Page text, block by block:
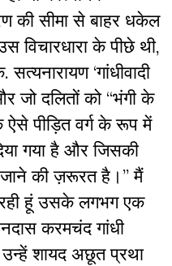
की सीमा से बाहर धकेल
विचारधारा के पीछे थी,
‘गांधीवादी
जो दलितों को “भंगी के
पीड़ित वर्ग के रूप में
गया है और जिसकी
की ज़रूरत है।” मैं
हूं उसके लगभग एक
करमचंद गांधी
शायद अछूत प्रथा